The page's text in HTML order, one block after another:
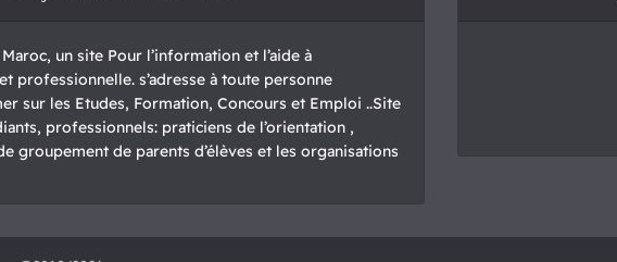
un site Pour l’information et l’aide à
professionnelle. s’adresse à toute personne
sur les Etudes, Formation, Concours et Emploi ..Site
professionnels: praticiens de l’orientation ,
groupement de parents d’élèves et les organisations